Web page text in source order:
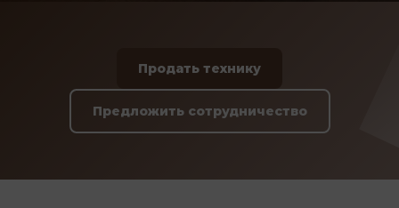
Продать технику
Предложить сотрудничество